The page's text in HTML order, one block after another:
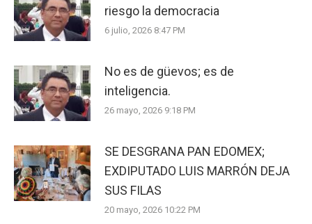
riesgo la democracia
6 julio, 2026 8:47 PM
No es de güevos; es de
inteligencia.
26 mayo, 2026 9:18 PM
SE DESGRANA PAN EDOMEX;
EXDIPUTADO LUIS MARRÓN DEJA
SUS FILAS
20 mayo, 2026 10:22 PM